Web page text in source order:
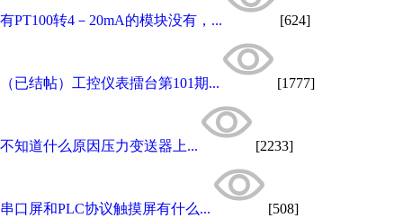
有PT100转4－20mA的模块没有，... [624]
（已结帖）工控仪表擂台第101期... [1777]
不知道什么原因压力变送器上... [2233]
串口屏和PLC协议触摸屏有什么... [508]